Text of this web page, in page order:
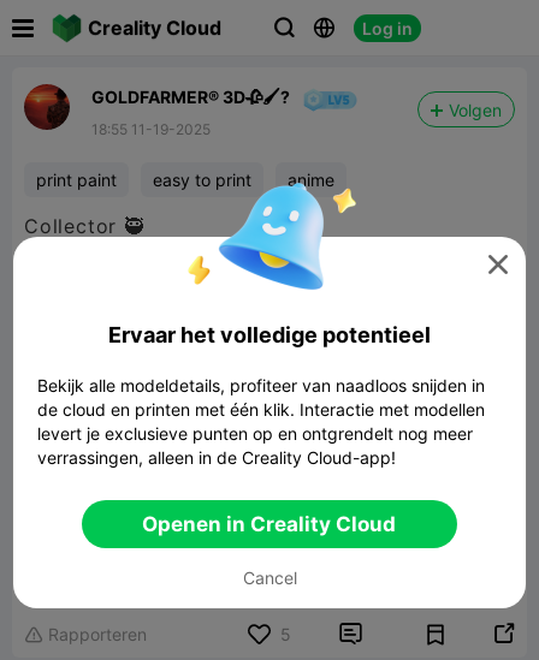
Creality Cloud   Log in
GOLDFARMER® 3D🥀🖌️?
18:55 11-19-2025
Volgen
print paint easy to print anime
Collector 🥷
Akatsuki logo
Gerelateerd 3D -model
 Rapporteren 5  

Ervaar het volledige potentieel
Bekijk alle modeldetails, profiteer van naadloos snijden in
de cloud en printen met één klik. Interactie met modellen
levert je exclusieve punten op en ontgrendelt nog meer
verrassingen, alleen in de Creality Cloud-app!
Openen in Creality Cloud
Cancel